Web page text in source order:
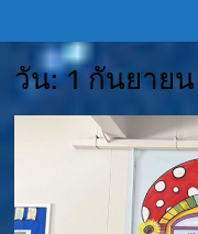
วัน:1 กันยายน